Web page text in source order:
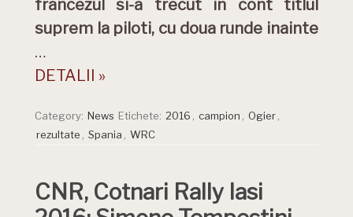
francezul si-a trecut in cont titlul
suprem la piloti, cu doua runde inainte
…
DETALII »
Category: News Etichete: 2016 , campion , Ogier,
rezultate , Spania , WRC
CNR, Cotnari Rally Iasi